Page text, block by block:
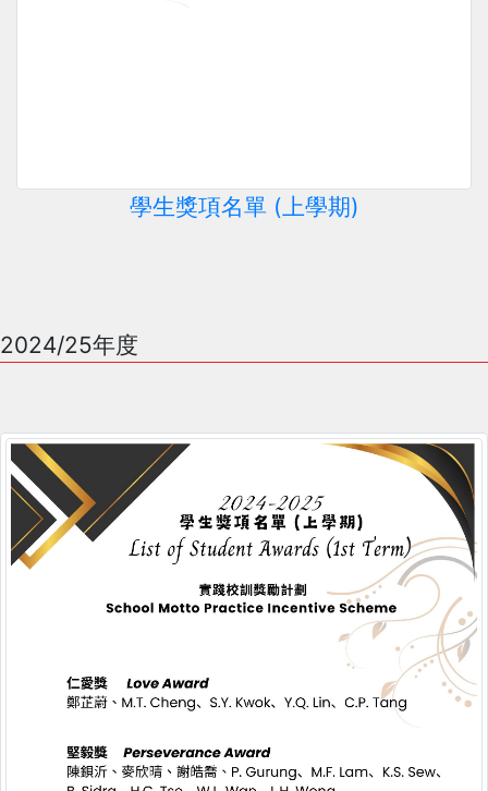
學生獎項名單 (上學期)
2024/25年度